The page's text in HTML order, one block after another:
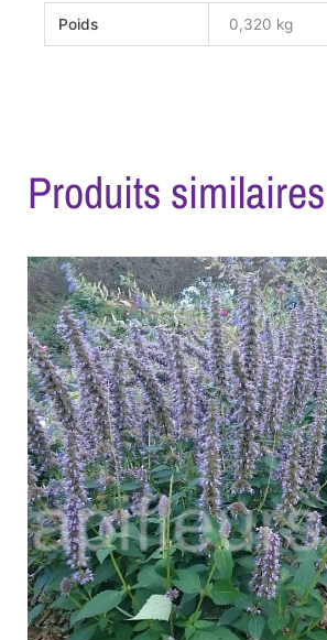
Poids 0,320 kg
Produits similaires